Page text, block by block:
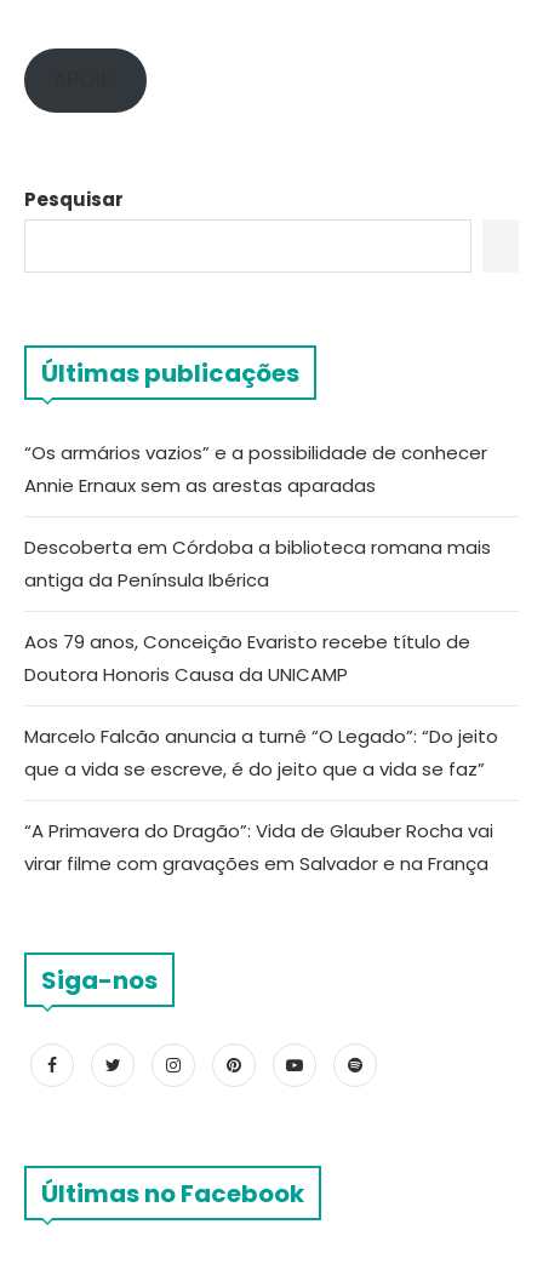
Pesquisar
Últimas publicações
“Os armários vazios” e a possibilidade de conhecer
Annie Ernaux sem as arestas aparadas
Descoberta em Córdoba a biblioteca romana mais
antiga da Península Ibérica
Aos 79 anos, Conceição Evaristo recebe título de
Doutora Honoris Causa da UNICAMP
Marcelo Falcão anuncia a turnê “O Legado”: “Do jeito
que a vida se escreve, é do jeito que a vida se faz”
“A Primavera do Dragão”: Vida de Glauber Rocha vai
virar filme com gravações em Salvador e na França
Siga-nos
Últimas no Facebook